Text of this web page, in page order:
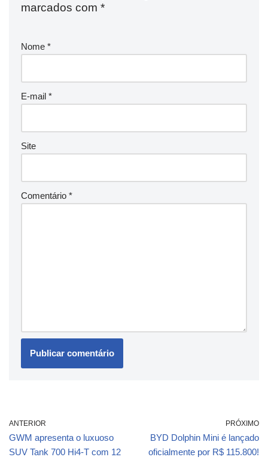
marcados com *
Nome *
E-mail *
Site
Comentário *
ANTERIOR
GWM apresenta o luxuoso
SUV Tank 700 Hi4-T com 12
PRÓXIMO
BYD Dolphin Mini é lançado
oficialmente por R$ 115.800!